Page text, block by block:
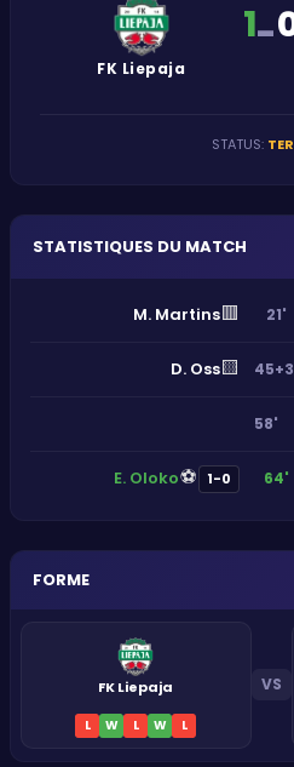
FK Liepaja
1-
STATUS:
STATISTIQUES DU MATCH
M. Martins🟥 21'
D. Oss🟨
58'
E. Oloko⚽ 1-0 64'
FORME
FK Liepaja
L W L W L
VS